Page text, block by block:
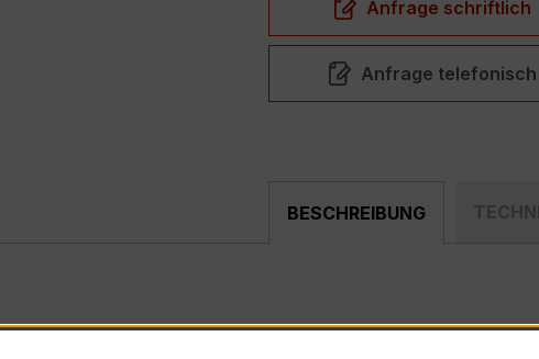
Anfrage schriftlich
Anfrage telefonisch
BESCHREIBUNG
hochpräziser Niederspannungs-